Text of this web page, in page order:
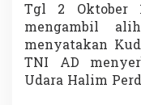
Tgl 2 Oktober
mengambil
menyatakan
TNI AD
Udara Halim